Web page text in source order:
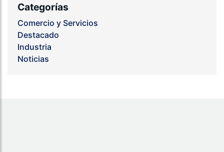
Categorías
Comercio y Servicios
Destacado
Industria
Noticias